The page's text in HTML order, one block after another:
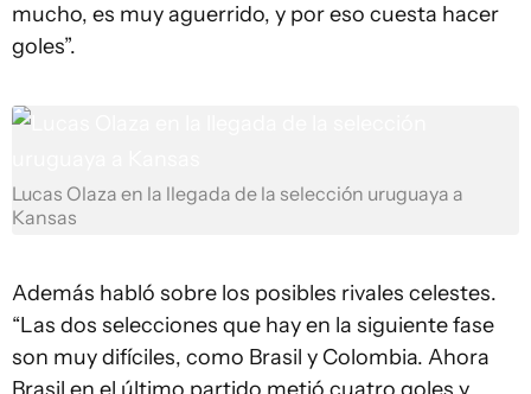
mucho, es muy aguerrido, y por eso cuesta hacer
goles”.
Lucas Olaza en la llegada de la selección uruguaya a
Kansas
Además habló sobre los posibles rivales celestes.
“Las dos selecciones que hay en la siguiente fase
son muy difíciles, como Brasil y Colombia. Ahora